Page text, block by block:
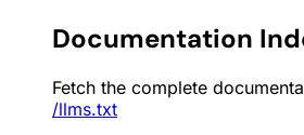
Documentation
Fetch the complete
/llms.txt